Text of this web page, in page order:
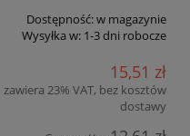
Dostępność:w magazynie
Wysyłka w: 1-3 dni robocze
15,51 zł
zawiera 23% VAT, bez kosztów
dostawy